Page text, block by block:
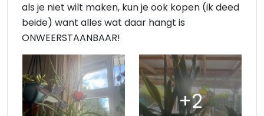
als je niet wilt maken, kun je ook kopen (ik deed
beide) want alles wat daar hangt is
ONWEERSTAANBAAR!